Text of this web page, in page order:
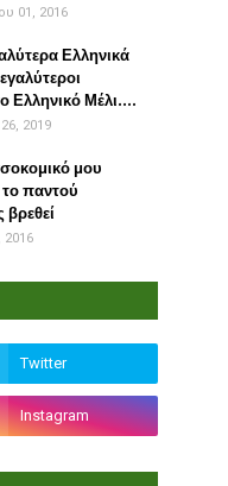
01, 2016
Ελληνικά
Ελληνικό Μέλι....
2019
μου
παντού
2016